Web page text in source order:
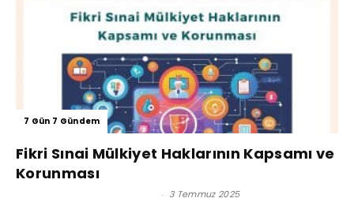
7 Gün 7 Gündem
Fikri Sınai Mülkiyet Haklarının Kapsamı ve
Korunması
- 3 Temmuz 2025